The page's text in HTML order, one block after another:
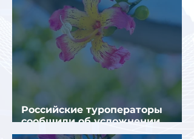
Российские туроператоры
сообщили об усложнении
получения виз в Грецию